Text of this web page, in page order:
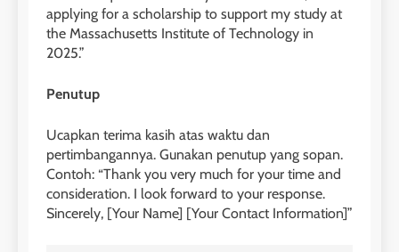
2
🎓 ScholarPath by Leiden
Study IELTS Preparation
LEIDEN INSTITUTE
Batch VII : 31 Maret – 28 April
2023
Batch VI : 15 Maret – 13 April
2023
COURSE PERIODS
applying for a scholarship to support my study at
the Massachusetts Institute of Technology in
2025.”
Penutup
Ucapkan terima kasih atas waktu dan
pertimbangannya. Gunakan penutup yang sopan.
Contoh: “Thank you very much for your time and
consideration. I look forward to your response.
Sincerely, [Your Name] [Your Contact Information]”